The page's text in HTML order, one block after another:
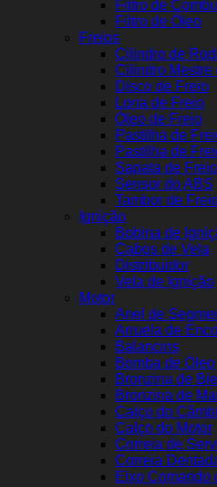
Filtro de
Filtro de Óleo
Freios
Cilindro de
Cilindro Mestre
Disco de Freio
Lona de Freio
Óleo de Freio
Pastilha de
Pastilha de
Sapata de Freio
Sensor do ABS
Tambor de
Ignição
Bobina de
Cabos de Vela
Distribuidor
Vela de Ignição
Motor
Anel de
Arruela de
Balancins
Bomba de Óleo
Bronzina de
Bronzina de
Calço do
Calço do Motor
Correia de
Correia
Eixo Comando